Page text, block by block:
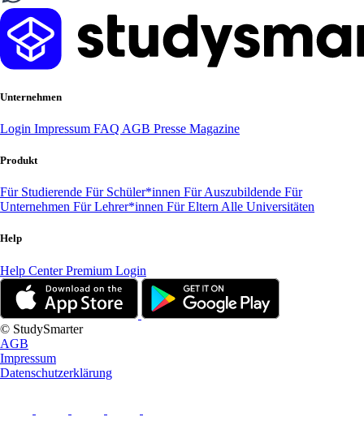
Unternehmen
Login Impressum FAQ AGB Presse Magazine
Produkt
Für Studierende Für Schüler*innen Für Auszubildende Für
Unternehmen Für Lehrer*innen Für Eltern Alle Universitäten
Help
Help CenterPremium Login
© StudySmarter
AGB
Impressum
Datenschutzerklärung